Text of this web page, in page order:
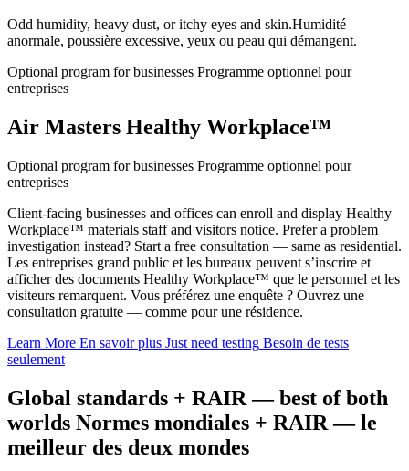
Odd humidity, heavy dust, or itchy eyes and skin.Humidité
anormale, poussière excessive, yeux ou peau qui démangent.
Optional program for businesses Programme optionnel pour
entreprises
Air Masters Healthy Workplace™
Optional program for businesses Programme optionnel pour
entreprises
Client-facing businesses and offices can enroll and display Healthy
Workplace™ materials staff and visitors notice. Prefer a problem
investigation instead? Start a free consultation — same as residential.
Les entreprises grand public et les bureaux peuvent s’inscrire et
afficher des documents Healthy Workplace™ que le personnel et les
visiteurs remarquent. Vous préférez une enquête ? Ouvrez une
consultation gratuite — comme pour une résidence.
Learn More En savoir plus Just need testing Besoin de tests
seulement
Global standards + RAIR — best of both
worlds Normes mondiales + RAIR — le
meilleur des deux mondes